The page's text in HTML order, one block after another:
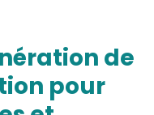
de
pour